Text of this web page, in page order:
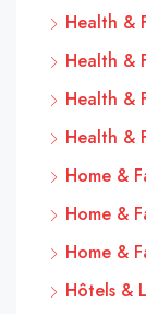
Health &
Health &
Health &
Health &
Home &
Home &
Home &
Hôtels &